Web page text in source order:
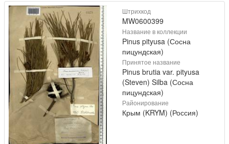
Штрихкод
MW0600399
Название в коллекции
Pinus pityusa (Сосна
пицундская)
Принятое название
Pinus brutia var. pityusa
(Steven) Silba (Сосна
пицундская)
Районирование
Крым (KRYM) (Россия)